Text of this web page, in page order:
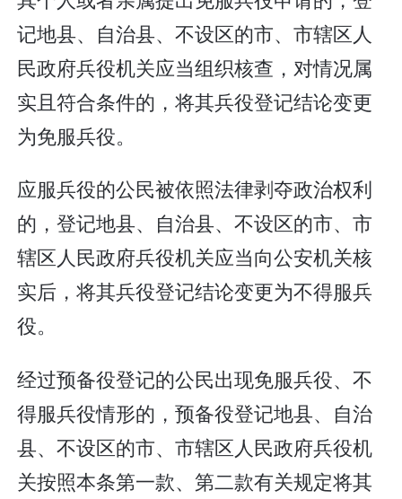
记地县、自治县、不设区的市、市辖区人
民政府兵役机关应当组织核查，对情况属
实且符合条件的，将其兵役登记结论变更
为免服兵役。
应服兵役的公民被依照法律剥夺政治权利
的，登记地县、自治县、不设区的市、市
辖区人民政府兵役机关应当向公安机关核
实后，将其兵役登记结论变更为不得服兵
役。
经过预备役登记的公民出现免服兵役、不
得服兵役情形的，预备役登记地县、自治
县、不设区的市、市辖区人民政府兵役机
关按照本条第一款、第二款有关规定将其